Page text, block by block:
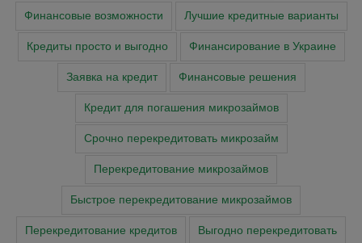
Финансовые возможности Лучшие кредитные варианты
Кредиты просто и выгодно Финансирование в Украине
Заявка на кредит Финансовые решения
Кредит для погашения микрозаймов
Срочно перекредитовать микрозайм
Перекредитование микрозаймов
Быстрое перекредитование микрозаймов
Перекредитование кредитов Выгодно перекредитовать